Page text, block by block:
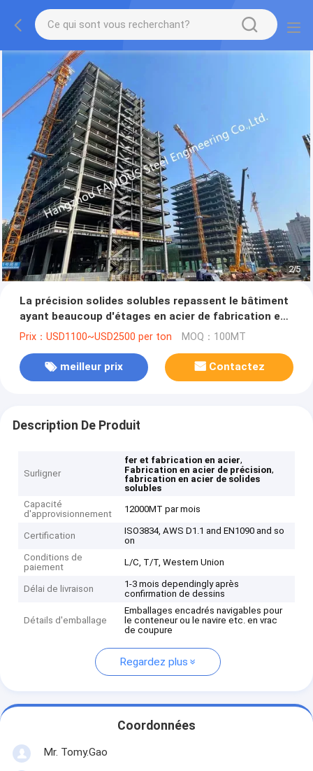
2/5
La précision solides solubles repassent le bâtiment
ayant beaucoup d'étages en acier de fabrication en
métal d'OEM de fabrication de construction
Prix：USD1100~USD2500 per ton MOQ：100MT
meilleur prix Contactez
Description De Produit
Surligner
fer et fabrication en acier,
Fabrication en acier de précision,
fabrication en acier de solides
solubles
Capacité
d'approvisionnement
12000MT par mois
Certification
ISO3834, AWS D1.1 and EN1090 and so
on
Conditions de
paiement
L/C, T/T, Western Union
Délai de livraison
1-3 mois dependingly après
confirmation de dessins
Détails d'emballage
Emballages encadrés navigables pour
le conteneur ou le navire etc. en vrac
de coupure
Regardez plus
Coordonnées
Mr. Tomy.Gao